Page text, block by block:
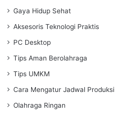
Gaya Hidup Sehat
Aksesoris Teknologi Praktis
PC Desktop
Tips Aman Berolahraga
Tips UMKM
Cara Mengatur Jadwal Produksi
Olahraga Ringan